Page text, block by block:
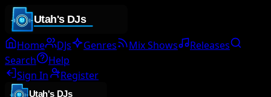
Home DJs Genres Mix Shows
Releases
Search
Help
Sign In
Register